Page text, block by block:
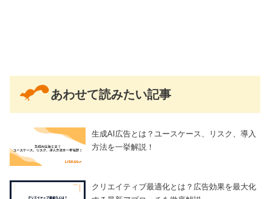
あわせて読みたい記事
生成AI広告とは？ユースケース、リスク、導入
方法を一挙解説！
クリエイティブ最適化とは？広告効果を最大化